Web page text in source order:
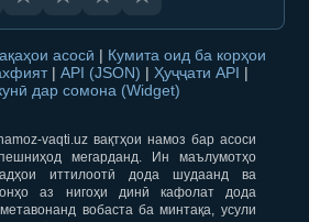
асосӣ | Кумита оид ба корҳои
| API (JSON) | Ҳуҷҷати API |
дар сомона (Widget)
vaqti.uz вақтҳои намоз бар асоси
мегарданд. Ин маълумотҳо
иттилоотӣ дода шудаанд ва
онҳо аз нигоҳи динӣ кафолат дода
вобаста ба минтақа, усули